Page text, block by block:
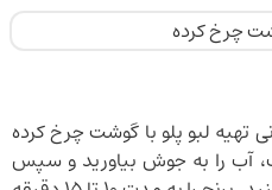
تهیه لبو پلو با گوشت چرخ کرده
آب را به جوش بیاورید و سپس